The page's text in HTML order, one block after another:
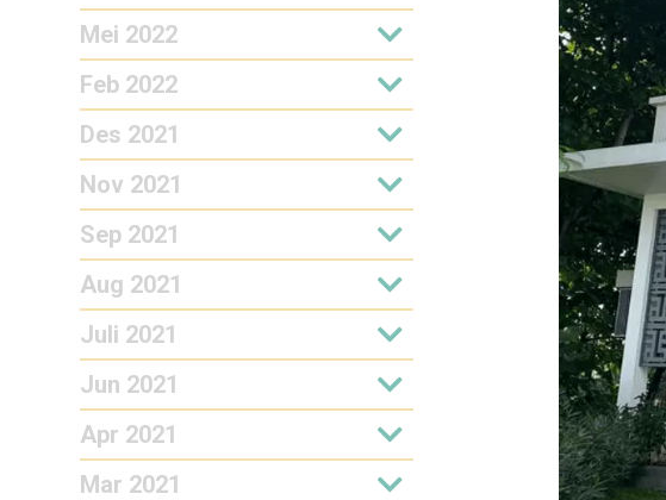
Mei 2022
Feb 2022
Des 2021
Nov 2021
Sep 2021
Aug 2021
Juli 2021
Jun 2021
Apr 2021
Mar 2021